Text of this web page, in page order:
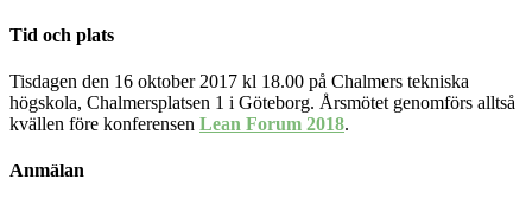
Tid och plats
Tisdagen den 16 oktober 2017 kl 18.00 på Chalmers tekniska
högskola, Chalmersplatsen 1 i Göteborg. Årsmötet genomförs alltså
kvällen före konferensen Lean Forum 2018.
Anmälan